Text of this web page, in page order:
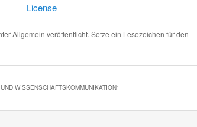
License
Allgemein veröffentlicht. Setze ein Lesezeichen für den
WISSENSCHAFTSKOMMUNIKATION“